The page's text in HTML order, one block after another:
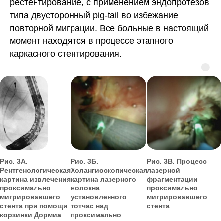
рестентирование, с применением эндопротезов
типа двусторонный pig-tail во избежание
повторной миграции. Все больные в настоящий
момент находятся в процессе этапного
каркасного стентирования.
Рис. 3А.
Рентгенологическая
картина извлечения
проксимально
мигрировавшего
стента при помощи
корзинки Дормиа
Рис. 3Б.
Холангиоскопическая
картина лазерного
волокна
установленного
тотчас над
проксимально
Рис. 3В. Процесс
лазерной
фрагментации
проксимально
мигрировавшего
стента